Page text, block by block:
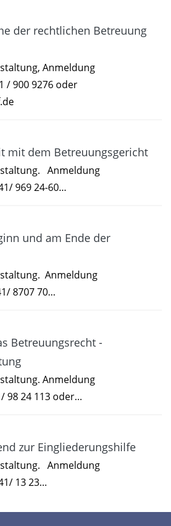
der rechtlichen Betreuung
Anmeldung
/ 900 9276 oder
mit dem Betreuungsgericht
Anmeldung
969 24-60…
und am Ende der
Anmeldung
8707 70…
Betreuungsrecht -
Anmeldung
98 24 113 oder…
zur Eingliederungshilfe
Anmeldung
13 23…